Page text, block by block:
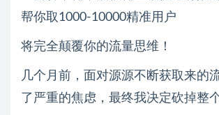
帮你取1000-10000精准用户
将完全颠覆你的流量思维！
几个月前，面对源源不断获取来的
了严重的焦虑，最终我决定砍掉整